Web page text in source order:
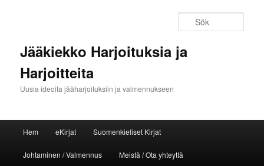
Jääkiekko Harjoituksia ja
Harjoitteita
Uusia ideoita jääharjoituksiin ja valmennukseen
Hoppa till huvudinnehåll
Hoppa till sekundärt innehåll
Hem eKirjat Suomenkieliset Kirjat
Johtaminen / Valmennus Meistä / Ota yhteyttä